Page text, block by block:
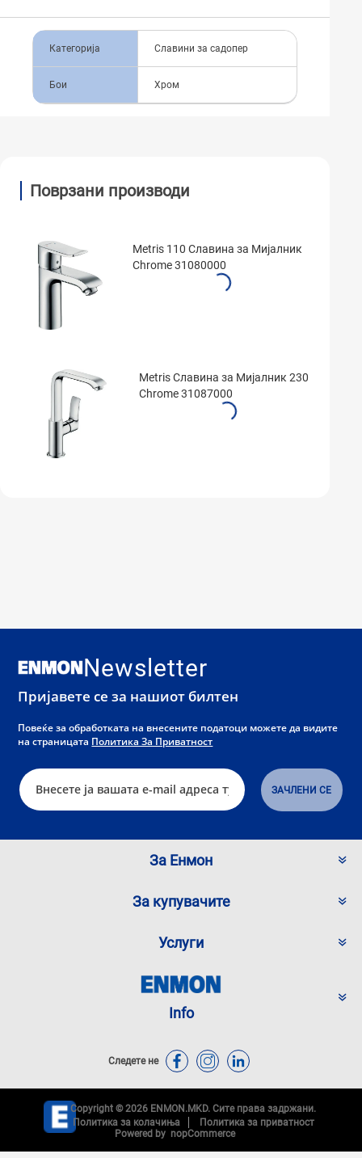
Категорија Славини за садопер
Бои Хром
Поврзани производи
Metris 110 Славина за Мијалник
Chrome 31080000
Metris Славина за Мијалник 230
Chrome 31087000
Newsletter
Пријавете се за нашиот билтен
Повеќе за обработката на внесените податоци можете да видите
на страницата Политика За Приватност
За Енмон
За купувачите
Услуги
Info
Следете не
Copyright © 2026 ENMON.MKD. Сите права задржани.
Политика за колачиња
Политика за приватност
Powered by nopCommerce